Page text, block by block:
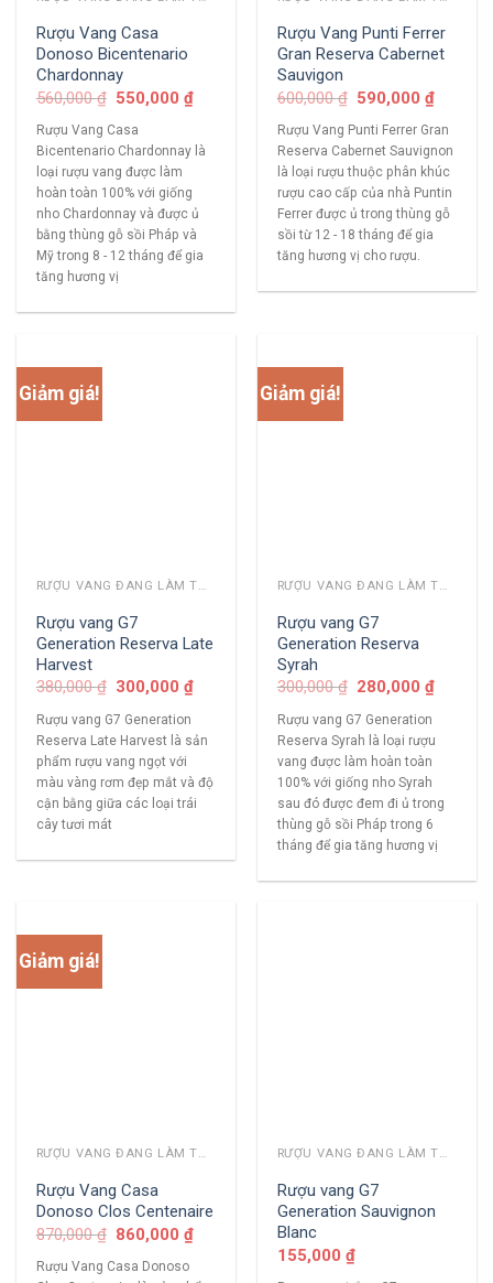
Rượu Vang Casa
Donoso Bicentenario
Chardonnay
560,000₫ 550,000₫
Rượu Vang Casa
Bicentenario Chardonnay là
loại rượu vang được làm
hoàn toàn 100% với giống
nho Chardonnay và được ủ
bằng thùng gỗ sồi Pháp và
Mỹ trong 8 - 12 tháng để gia
tăng hương vị
Rượu Vang Punti Ferrer
Gran Reserva Cabernet
Sauvigon
600,000₫ 590,000₫
Rượu Vang Punti Ferrer Gran
Reserva Cabernet Sauvignon
là loại rượu thuộc phân khúc
rượu cao cấp của nhà Puntin
Ferrer được ủ trong thùng gỗ
sồi từ 12 - 18 tháng để gia
tăng hương vị cho rượu.
Giảm giá!
RƯỢU VANG ĐANG LÀM THỊ TRƯỜNG
Rượu vang G7
Generation Reserva Late
Harvest
380,000₫ 300,000₫
Rượu vang G7 Generation
Reserva Late Harvest là sản
phẩm rượu vang ngọt với
màu vàng rơm đẹp mắt và độ
cận bằng giữa các loại trái
cây tươi mát
Giảm giá!
RƯỢU VANG ĐANG LÀM THỊ TRƯỜNG
Rượu vang G7
Generation Reserva
Syrah
300,000₫ 280,000₫
Rượu vang G7 Generation
Reserva Syrah là loại rượu
vang được làm hoàn toàn
100% với giống nho Syrah
sau đó được đem đi ủ trong
thùng gỗ sồi Pháp trong 6
tháng để gia tăng hương vị
Giảm giá!
RƯỢU VANG ĐANG LÀM THỊ TRƯỜNG
Rượu Vang Casa
Donoso Clos Centenaire
870,000₫ 860,000₫
Rượu Vang Casa Donoso
RƯỢU VANG ĐANG LÀM THỊ TRƯỜNG
Rượu vang G7
Generation Sauvignon
Blanc
155,000 ₫